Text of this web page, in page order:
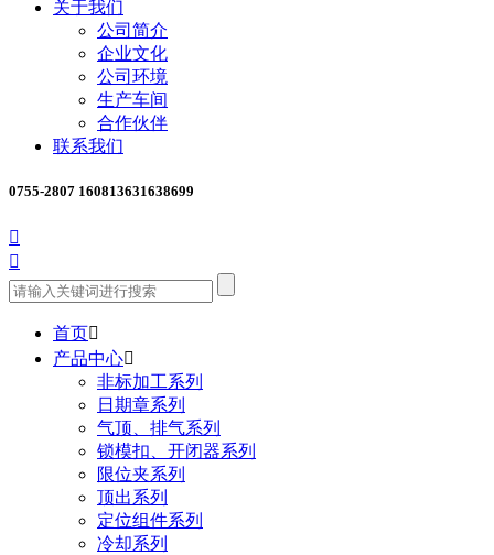
关于我们
公司简介
企业文化
公司环境
生产车间
合作伙伴
联系我们
0755-2807 160813631638699


首页
产品中心
非标加工系列
日期章系列
气顶、排气系列
锁模扣、开闭器系列
限位夹系列
顶出系列
定位组件系列
冷却系列